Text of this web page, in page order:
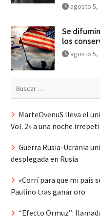
agosto 5,
Se
los
agosto 5,
MarteOvenuS lleva el
Vol. 2» a una noche
Guerra Rusia-Ucrania
desplegada en Rusia
«Corrí para que mi país
Paulino tras ganar oro
“Efecto Ormuz”: